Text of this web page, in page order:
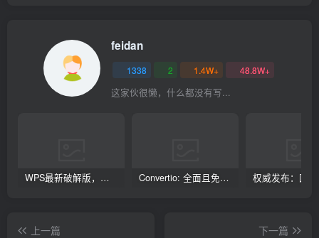
feidan
1338 2 1.4W+ 48.8W+
这家伙很懒，什么都没有写...
WPS最新破解版，已永久激活，无限制使用！ Convertio: 全面且免费的在线文件转换工具
上一篇
下一篇